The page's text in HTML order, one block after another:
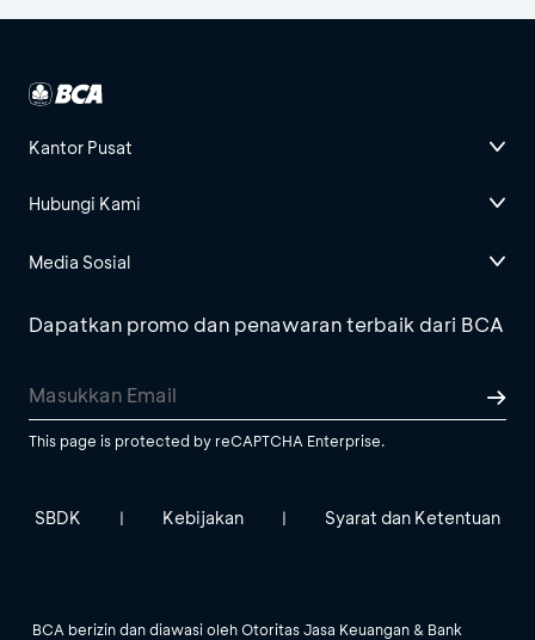
Kantor Pusat
Hubungi Kami
Media Sosial
Dapatkan promo dan penawaran terbaik dari BCA
This page is protected by reCAPTCHA Enterprise.
SBDK | Kebijakan | Syarat dan Ketentuan
BCA berizin dan diawasi oleh Otoritas Jasa Keuangan & Bank